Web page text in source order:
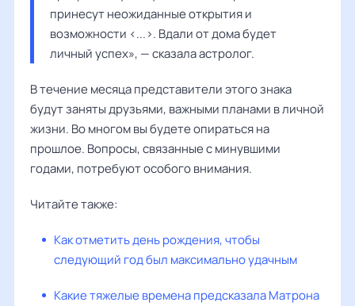
принесут неожиданные открытия и
возможности <...>. Вдали от дома будет
личный успех», — сказала астролог.
В течение месяца представители этого знака
будут заняты друзьями, важными планами в личной
жизни. Во многом вы будете опираться на
прошлое. Вопросы, связанные с минувшими
годами, потребуют особого внимания.
Читайте также:
Как отметить день рождения, чтобы
следующий год был максимально удачным
Какие тяжелые времена предсказала Матрона